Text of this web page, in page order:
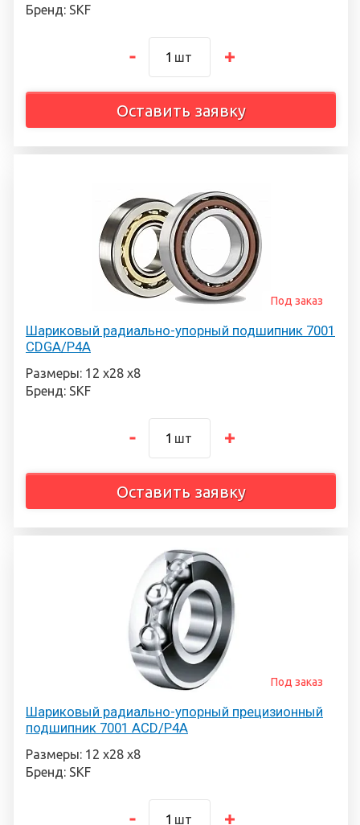
Бренд: SKF
шт
Оставить заявку
Шариковый радиально-упорный подшипник 7001
CDGA/P4A
Под заказ
Размеры: 12 х28 х8
Бренд: SKF
шт
Оставить заявку
Шариковый радиально-упорный прецизионный
подшипник 7001 ACD/P4A
Под заказ
Размеры: 12 х28 х8
Бренд: SKF
шт